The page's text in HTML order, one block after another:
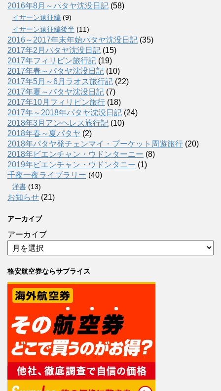
2016年8月～パタヤ沈没日記 (58)
イサーン遠征編 (9)
イサーン遠征編後半 (11)
2016～2017年末年始パタヤ沈没日記 (35)
2017年2月パタヤ沈没日記 (15)
2017年フィリピン旅行記 (19)
2017年春～パタヤ沈没日記 (10)
2017年5月～6月ラオス旅行記 (22)
2017年夏～パタヤ沈没日記 (7)
2017年10月フィリピン旅行 (18)
2017年～2018年パタヤ沈没日記 (24)
2018年3月アンヘレス旅行記 (10)
2018年春～夏パタヤ (2)
2018年パタヤ発チェンマイ・プーケット周遊旅行 (20)
2018年ビエンチャン・ウドンターニー (8)
2019年ビエンチャン・ウドンタニー (1)
千夜一夜ライブラリー (40)
洋書 (13)
お知らせ (21)
アーカイブ
アーカイブ
格安航空券ならサプライス